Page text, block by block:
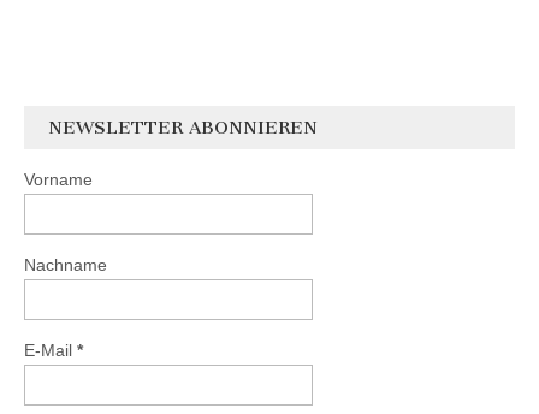
NEWSLETTER ABONNIEREN
Vorname
Nachname
E-Mail *